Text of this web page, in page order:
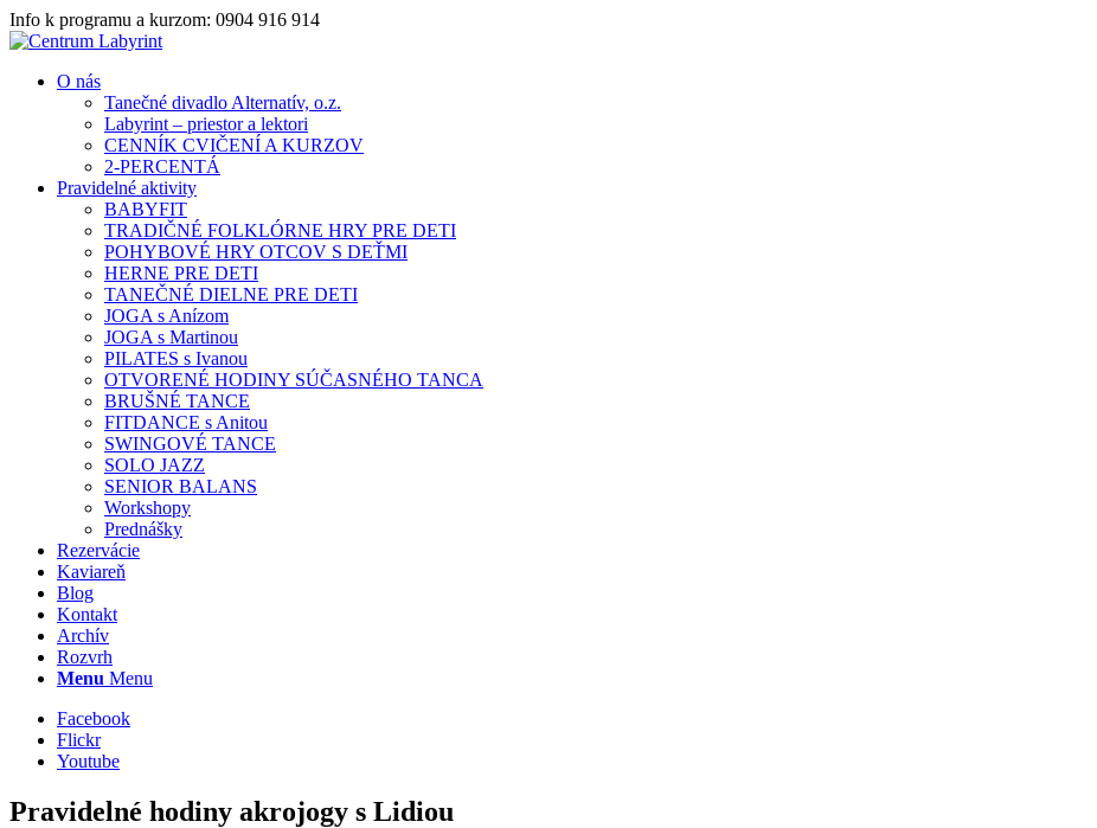
Info k programu a kurzom: 0904 916 914
O nás
Tanečné divadlo Alternatív, o.z.
Labyrint – priestor a lektori
CENNÍK CVIČENÍ A KURZOV
2-PERCENTÁ
Pravidelné aktivity
BABYFIT
TRADIČNÉ FOLKLÓRNE HRY PRE DETI
POHYBOVÉ HRY OTCOV S DEŤMI
HERNE PRE DETI
TANEČNÉ DIELNE PRE DETI
JOGA s Anízom
JOGA s Martinou
PILATES s Ivanou
OTVORENÉ HODINY SÚČASNÉHO TANCA
BRUŠNÉ TANCE
FITDANCE s Anitou
SWINGOVÉ TANCE
SOLO JAZZ
SENIOR BALANS
Workshopy
Prednášky
Rezervácie
Kaviareň
Blog
Kontakt
Archív
Rozvrh
Menu Menu
Facebook
Flickr
Youtube
Pravidelné hodiny akrojogy s Lidiou